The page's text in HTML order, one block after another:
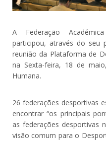
A Federação
participou, através do seu
reunião da Plataforma de
na Sexta-feira, 18 de
Humana.
26 federações desportivas
encontrar “os principais
as federações desportivas
visão comum para o